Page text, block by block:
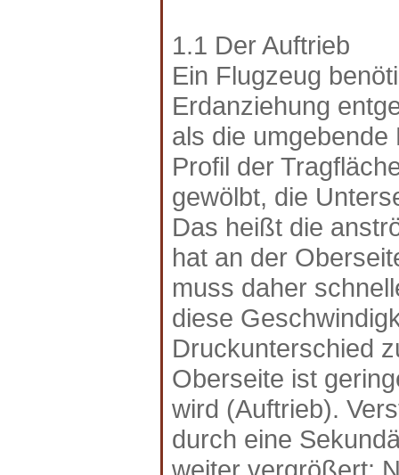
1.1 Der Auftrieb
Ein Flugzeug
Erdanziehung
als die
Profil der
gewölbt, die
Das heißt die
hat an der
muss daher
diese
Druckunterschied
Oberseite ist
wird (Auftrieb).
durch eine